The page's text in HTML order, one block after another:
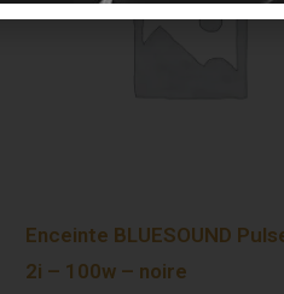
Enceinte BLUESOUND
2i – 100w – noire